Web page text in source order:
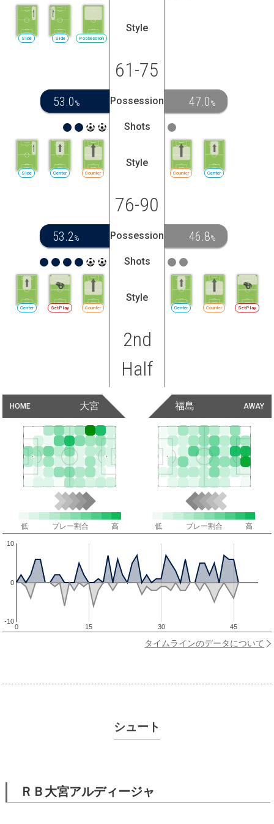
Possession
Side
Side
Style
61-75
53.0 % Possession 47.0 %
Shots
Counter
Center
Side
Style
Counter Center
76-90
53.2% Possession 46.8%
Shots
Counter
SetPlay
Center
Style
Center Counter SetPlay
2nd
Half
HOME 大宮 AWAY
福島
低 プレー割合 高 低 プレー割合 高
0 15 30 45
-10
0
10
タイムラインのデータについて
シュート
ＲＢ大宮アルディージャ